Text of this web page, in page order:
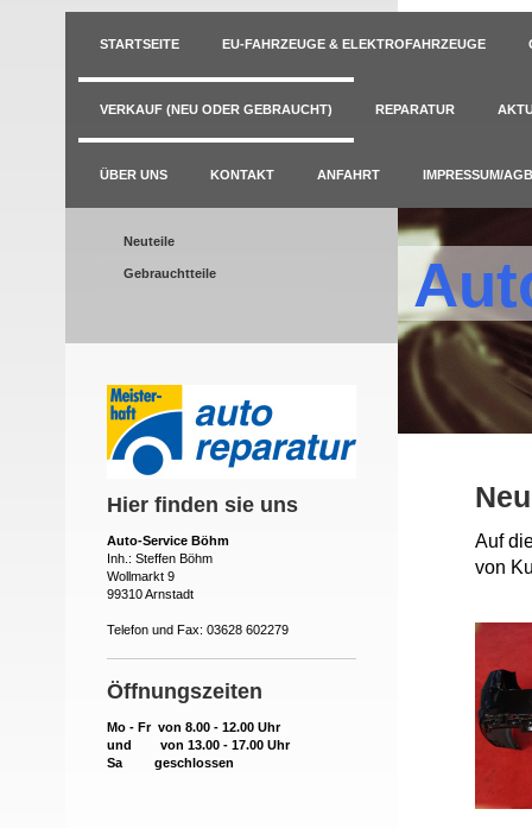
STARTSEITE EU-FAHRZEUGE & ELEKTROFAHRZEUGE
VERKAUF (NEU ODER GEBRAUCHT) REPARATUR
ÜBER UNS KONTAKT ANFAHRT IMPRESSUM/AGB
Neuteile
Gebrauchtteile
Hier finden sie uns
Auto-Service Böhm
Inh.: Steffen Böhm
Wollmarkt 9
99310 Arnstadt
Telefon und Fax: 03628 602279
Öffnungszeiten
Mo - Fr von 8.00 - 12.00 Uhr
und von 13.00 - 17.00 Uhr
Sa geschlossen
Auf
von